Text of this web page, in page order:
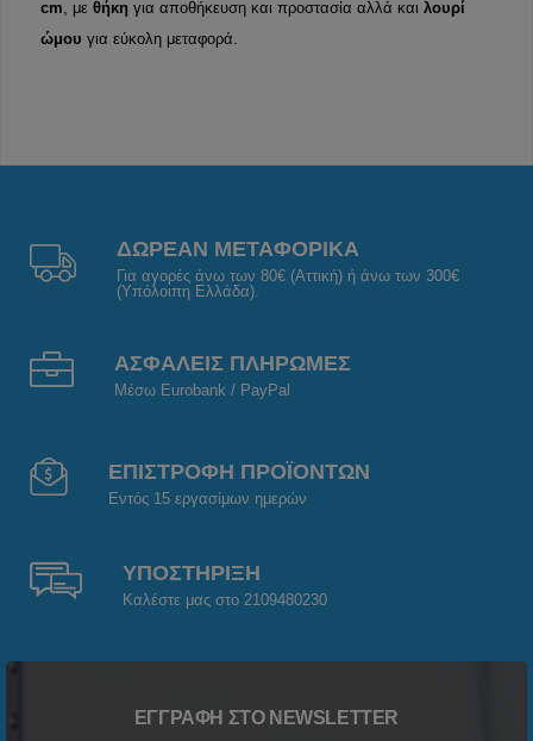
cm, με θήκη για αποθήκευση και προστασία αλλά και λουρί
ώμου για εύκολη μεταφορά.
ΔΩΡΕΑΝ ΜΕΤΑΦΟΡΙΚΑ
Για αγορές άνω των 80€ (Αττική) ή άνω των 300€
(Υπόλοιπη Ελλάδα).
ΑΣΦΑΛΕΙΣ ΠΛΗΡΩΜΕΣ
Μέσω Eurobank / PayPal
ΕΠΙΣΤΡΟΦΗ ΠΡΟΪΟΝΤΩΝ
Εντός 15 εργασίμων ημερών
ΥΠΟΣΤΗΡΙΞΗ
Καλέστε μας στο 2109480230
ΕΓΓΡΑΦΉ ΣΤΟ NEWSLETTER